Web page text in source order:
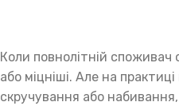
Коли повнолітній споживач
або міцніші. Але на
скручування або набивання,